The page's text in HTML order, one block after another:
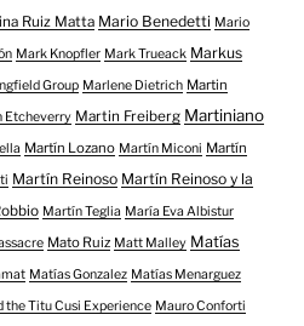
Ruiz Matta Mario Benedetti Mario
Mark Knopfler Mark Trueack Markus
Group Marlene Dietrich Martin
Etcheverry Martin Freiberg Martiniano
Martín Lozano Martín Miconi Martín
Martín Reinoso Martín Reinoso y la
Martín Teglia María Eva Albistur
Mato Ruiz Matt Malley Matías
Matías Gonzalez Matías Menarguez
the Titu Cusi Experience Mauro Conforti